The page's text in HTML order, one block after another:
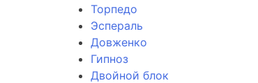
Торпедо
Эспераль
Довженко
Гипноз
Двойной блок